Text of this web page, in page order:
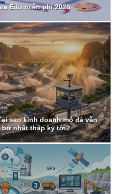
Edu miễn phí 2026
sao kinh doanh mỏ đá vẫn
bở nhất thập kỷ tới?